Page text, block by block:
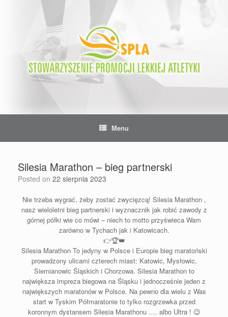
Menu
Silesia Marathon – bieg partnerski
Posted on 22 sierpnia 2023
Nie trzeba wygrać, żeby zostać zwycięzcą! Silesia Marathon,
nasz wieloletni bieg partnerski i wyznacznik jak robić zawody z
górnej półki wie co mówi – niech to motto przyświeca Wam
zarówno w Tychach jak i Katowicach.
👉🏆👑
Silesia Marathon To jedyny w Polsce i Europie bieg maratoński
prowadzony ulicami czterech miast: Katowic, Mysłowic,
Siemianowic Śląskich i Chorzowa. Silesia Marathon to
największa impreza biegowa na Śląsku i jednocześnie jeden z
największych maratonów w Polsce. Na pewno dla wielu z Was
start w Tyskim Półmaratonie to tylko rozgrzewka przed
koronnym dystansem Silesia Marathonu …. albo Ultra ! 😉